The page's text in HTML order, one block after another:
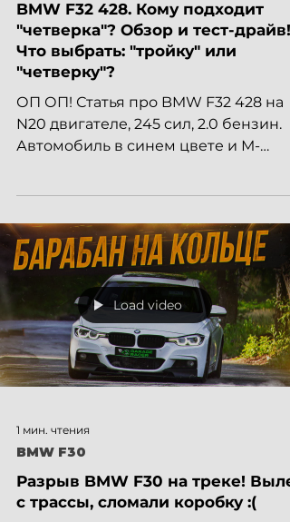
2 мин. чтения
BMW F30
BMW F32 428. Кому подходит
"четверка"? Обзор и тест-драйв!
Что выбрать: "тройку" или
"четверку"?
ОП ОП! Статья про BMW F32 428 на
Автомобиль в синем цвете и М-
замечательно....
Load video
1 мин. чтения
BMW F30